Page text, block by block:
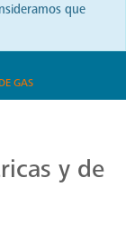
que
GAS
y de